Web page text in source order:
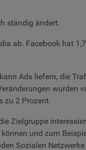
ständig ändert.
ab. Facebook hat
Ads liefern, die
wurden
zu 2 Prozent.
Zielgruppe
und zum
Sozialen